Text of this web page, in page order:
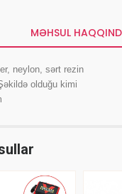
MƏHSUL
neylon, sərt rezin
olduğu kimi